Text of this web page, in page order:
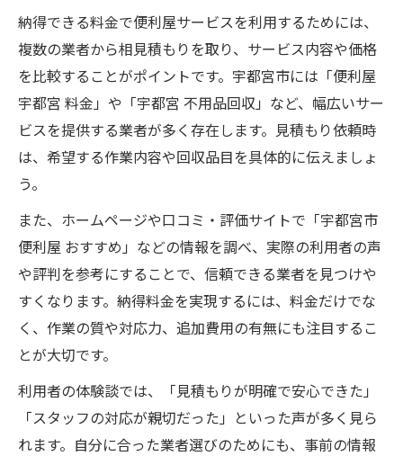
納得できる料金で便利屋サービスを利用するためには、
複数の業者から相見積もりを取り、サービス内容や価格
を比較することがポイントです。宇都宮市には「便利屋
宇都宮 料金」や「宇都宮 不用品回収」など、幅広いサー
ビスを提供する業者が多く存在します。見積もり依頼時
は、希望する作業内容や回収品目を具体的に伝えましょ
う。
また、ホームページや口コミ・評価サイトで「宇都宮市
便利屋 おすすめ」などの情報を調べ、実際の利用者の声
や評判を参考にすることで、信頼できる業者を見つけや
すくなります。納得料金を実現するには、料金だけでな
く、作業の質や対応力、追加費用の有無にも注目するこ
とが大切です。
利用者の体験談では、「見積もりが明確で安心できた」
「スタッフの対応が親切だった」といった声が多く見ら
れます。自分に合った業者選びのためにも、事前の情報